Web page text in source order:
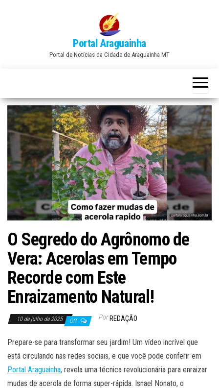
Portal Araguainha
Portal de Notícias da Cidade de Araguainha MT
O Segredo do Agrônomo de
Vera: Acerolas em Tempo
Recorde com Este
Enraizamento Natural!
10 de julho de 2025 Off Por REDAÇÃO
Prepare-se para transformar seu jardim! Um vídeo incrível que
está circulando nas redes sociais, e que você pode conferir em
Portal Araguainha, revela uma técnica revolucionária para enraizar
mudas de acerola de forma super-rápida. Isnael Nonato, o